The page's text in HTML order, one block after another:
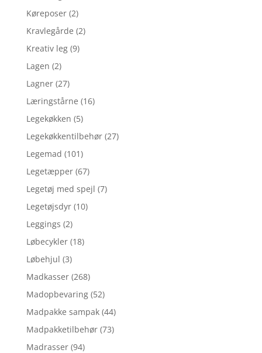
Køreposer (2)
Kravlegårde (2)
Kreativ leg (9)
Lagen (2)
Lagner (27)
Læringstårne (16)
Legekøkken (5)
Legekøkkentilbehør (27)
Legemad (101)
Legetæpper (67)
Legetøj med spejl (7)
Legetøjsdyr (10)
Leggings (2)
Løbecykler (18)
Løbehjul (3)
Madkasser (268)
Madopbevaring (52)
Madpakke sampak (44)
Madpakketilbehør (73)
Madrasser (94)